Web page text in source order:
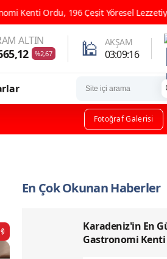
196 Çeşit Yöresel Lezzetiyle
ALTIN
%2,67 🕌 AKŞAM
03:09:15
Fotoğraf Galerisi
En Çok Okunan Haberler
Karadeniz'in En
Gastronomi Kenti